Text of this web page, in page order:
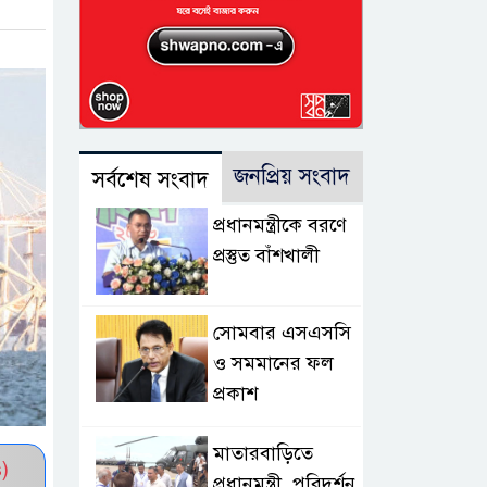
সর্বশেষ সংবাদ জনপ্রিয় সংবাদ
প্রধানমন্ত্রীকে বরণে
প্রস্তুত বাঁশখালী
সোমবার এসএসসি
ও সমমানের ফল
প্রকাশ
মাতারবাড়িতে